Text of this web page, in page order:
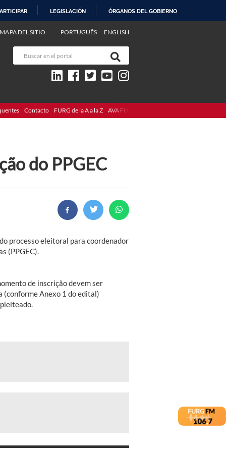
LEGISLACIÓN ÓRGANOS DEL GOBIERNO
PORTUGUÊS ENGLISH
MAPA DEL SITIO
Contacto FURG de la A a la Z AVA FURG
do PPGEC
processo eleitoral para coordenador
(PPGEC).
de inscrição devem ser
(conforme Anexo 1 do edital)